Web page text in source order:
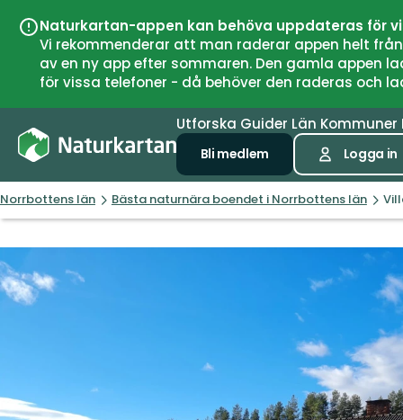
Naturkartan-appen kan behöva uppdateras för
Vi rekommenderar att man raderar appen helt
av en ny app efter sommaren. Den gamla
för vissa telefoner - då behöver den raderas och
Utforska Guider Län Kommuner
Bli medlem Logga in
Norrbottens län Bästa naturnära boendet i Norrbottens län